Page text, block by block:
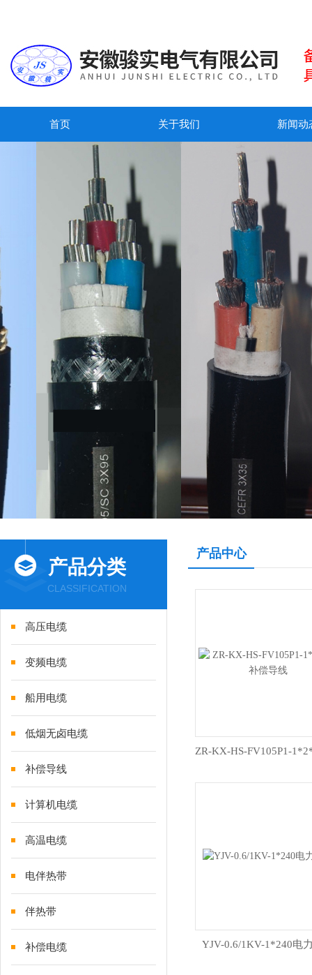
首页 关于我们 新闻动
产品分类
CLASSIFICATION
高压电缆
变频电缆
船用电缆
低烟无卤电缆
补偿导线
计算机电缆
高温电缆
电伴热带
伴热带
补偿电缆
产品中心
YJV-0.6/1KV-1*240电